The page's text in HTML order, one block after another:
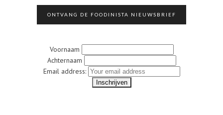
ONTVANG DE FOODINISTA NIEUWSBRIEF
Voornaam
Achternaam
Email address: